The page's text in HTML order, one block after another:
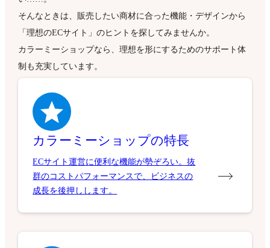
そんなときは、販売したい商材に合った機能・デザインから
「理想のECサイト」のヒントを探してみませんか。
カラーミーショップなら、理想を形にするためのサポート体
制も充実しています。
カラーミーショップの特長
ECサイト運営に便利な機能が勢ぞろい。抜
群のコストパフォーマンスで、ビジネスの
成長を後押しします。